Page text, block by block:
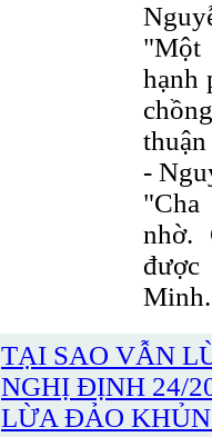
"Một
hạnh
-
nhờ.
Minh.
TẠI SAO VẪN
NGHỊ ĐỊNH 24/
LỪA ĐẢO